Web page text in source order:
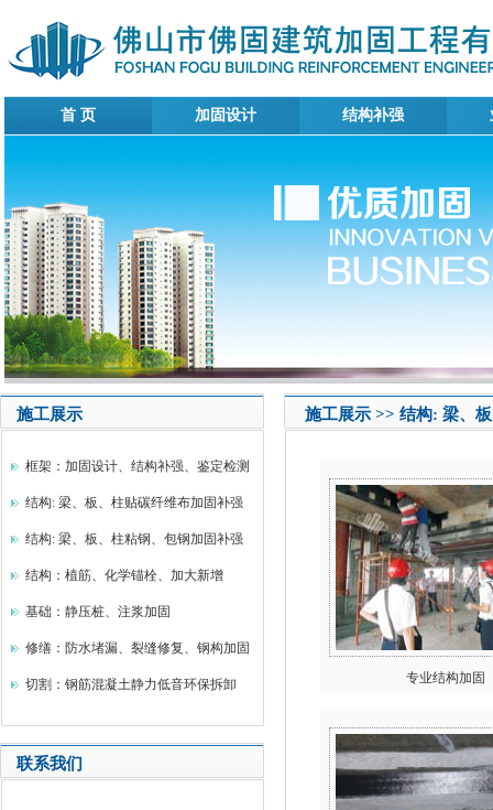
首 页 加固设计 结构补强
施工展示
框架：加固设计、结构补强、鉴定检测
结构: 梁、板、柱贴碳纤维布加固补强
结构: 梁、板、柱粘钢、包钢加固补强
结构：植筋、化学锚栓、加大新增
基础：静压桩、注浆加固
修缮：防水堵漏、裂缝修复、钢构加固
切割：钢筋混凝土静力低音环保拆卸
联系我们
施工展示 >> 结构: 梁、
专业结构加固